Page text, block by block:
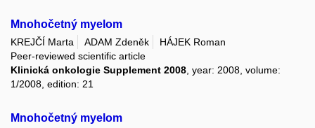
Mnohočetný myelom
KREJČÍ Marta ADAM Zdeněk
HÁJEK Roman
Peer-reviewed scientific article
Klinická onkologie Supplement 2008 , year: 2008, volume:
1/2008, edition: 21
Mnohočetný myelom